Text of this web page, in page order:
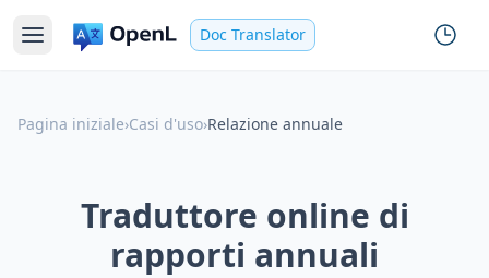
Doc Translator
Pagina iniziale›Casi d'uso›Relazione annuale
Traduttore online di
rapporti annuali